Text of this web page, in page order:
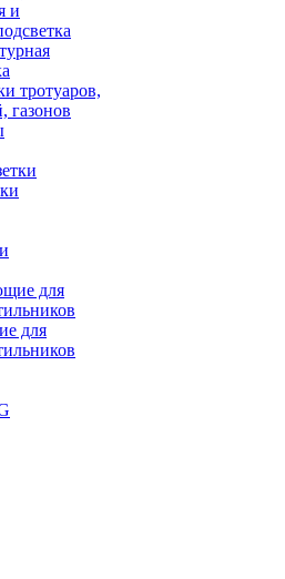
и
тротуаров,
газонов
для